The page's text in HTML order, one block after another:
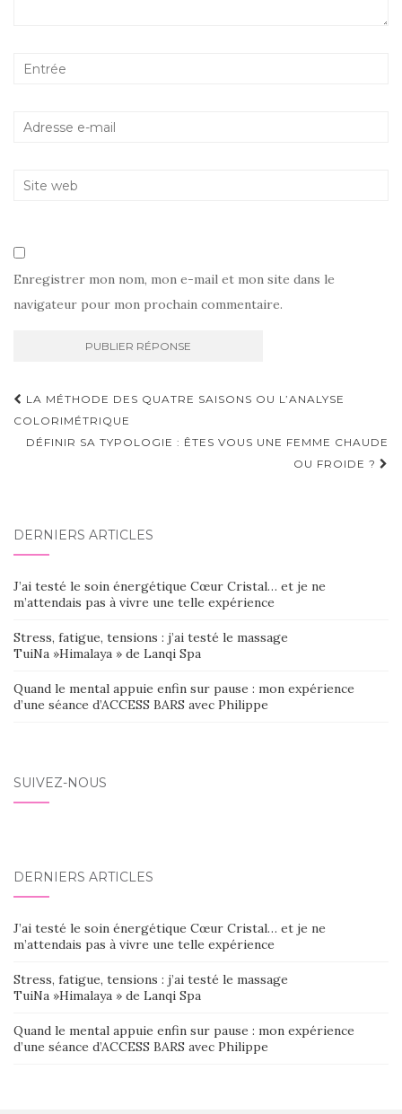
Enregistrer mon nom, mon e-mail et mon site dans le
navigateur pour mon prochain commentaire.
Navigation
d'article
LA MÉTHODE DES QUATRE SAISONS OU L’ANALYSE
COLORIMÉTRIQUE
DÉFINIR SA TYPOLOGIE : ÊTES VOUS UNE FEMME CHAUDE
OU FROIDE ?
DERNIERS ARTICLES
J’ai testé le soin énergétique Cœur Cristal… et je ne
m’attendais pas à vivre une telle expérience
Stress, fatigue, tensions : j’ai testé le massage
TuiNa »Himalaya » de Lanqi Spa
Quand le mental appuie enfin sur pause : mon expérience
d’une séance d’ACCESS BARS avec Philippe
SUIVEZ-NOUS
DERNIERS ARTICLES
J’ai testé le soin énergétique Cœur Cristal… et je ne
m’attendais pas à vivre une telle expérience
Stress, fatigue, tensions : j’ai testé le massage
TuiNa »Himalaya » de Lanqi Spa
Quand le mental appuie enfin sur pause : mon expérience
d’une séance d’ACCESS BARS avec Philippe